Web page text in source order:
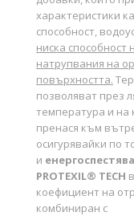
характеристики
способност,
ниска
натрупвания на
повърхността.
позволяват през
температура и на
пренася към
осигурявайки по
и
PROTEXIL® TECH
коефициент на
комбиниран с